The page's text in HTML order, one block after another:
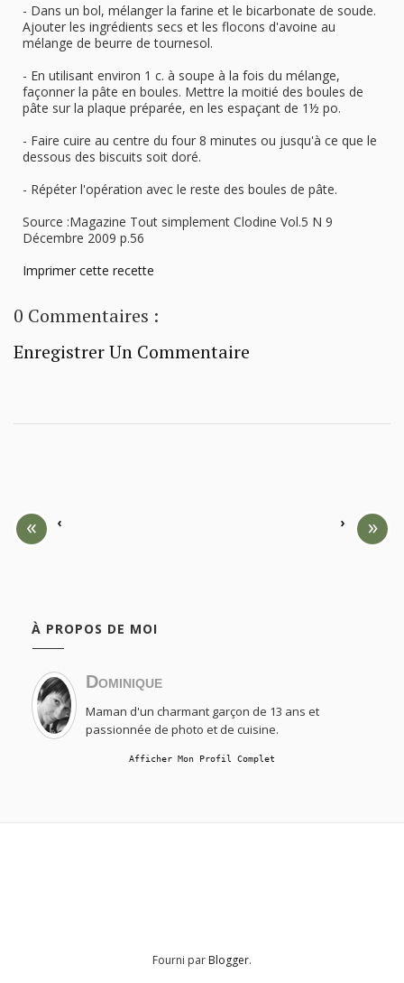
- Dans un bol, mélanger la farine et le bicarbonate de soude.
Ajouter les ingrédients secs et les flocons d'avoine au
mélange de beurre de tournesol.
- En utilisant environ 1 c. à soupe à la fois du mélange,
façonner la pâte en boules. Mettre la moitié des boules de
pâte sur la plaque préparée, en les espaçant de 1½ po.
- Faire cuire au centre du four 8 minutes ou jusqu'à ce que le
dessous des biscuits soit doré.
- Répéter l'opération avec le reste des boules de pâte.
Source :Magazine Tout simplement Clodine Vol.5 N 9
Décembre 2009 p.56
Imprimer cette recette
0 Commentaires :
Enregistrer Un Commentaire
‹ ›
À PROPOS DE MOI
Dominique
Maman d'un charmant garçon de 13 ans et
passionnée de photo et de cuisine.
Afficher Mon Profil Complet
Fourni par Blogger.